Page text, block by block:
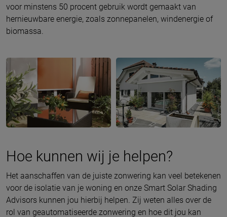
voor minstens 50 procent gebruik wordt gemaakt van
hernieuwbare energie, zoals zonnepanelen, windenergie of
biomassa.
Hoe kunnen wij je helpen?
Het aanschaffen van de juiste zonwering kan veel betekenen
voor de isolatie van je woning en onze Smart Solar Shading
Advisors kunnen jou hierbij helpen. Zij weten alles over de
rol van geautomatiseerde zonwering en hoe dit jou kan